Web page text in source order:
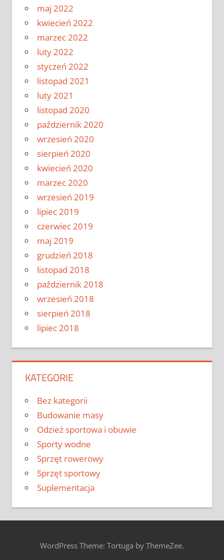
maj 2022
kwiecień 2022
marzec 2022
luty 2022
styczeń 2022
listopad 2021
luty 2021
listopad 2020
październik 2020
wrzesień 2020
sierpień 2020
kwiecień 2020
marzec 2020
wrzesień 2019
lipiec 2019
czerwiec 2019
maj 2019
grudzień 2018
listopad 2018
październik 2018
wrzesień 2018
sierpień 2018
lipiec 2018
KATEGORIE
Bez kategorii
Budowanie masy
Odzież sportowa i obuwie
Sporty wodne
Sprzęt rowerowy
Sprzęt sportowy
Suplementacja
WordPress Theme: Tortuga by ThemeZee.